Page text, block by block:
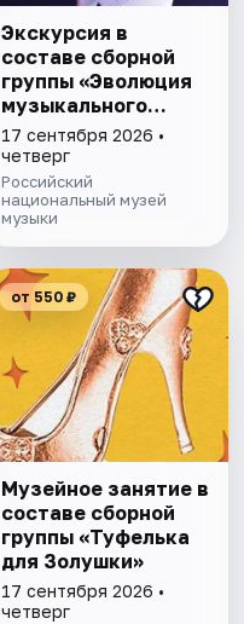
Экскурсия в
составе сборной
группы «Эволюция
музыкального
талантa»
17 сентября 2026 •
четверг
Российский
национальный музей
музыки
от 550 ₽
Музейное занятие в
составе сборной
группы «Туфелька
для Золушки»
17 сентября 2026 •
четверг